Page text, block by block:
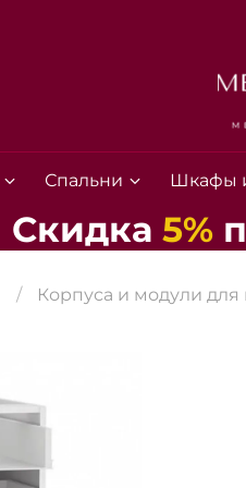
Спальни Шкафы
Скидка 5%
Корпуса и модули для